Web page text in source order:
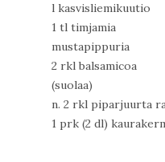
l kasvisliemikuutio
1 tl timjamia
mustapippuria
2 rkl balsamicoa
(suolaa)
n. 2 rkl piparjuurta
1 prk (2 dl)